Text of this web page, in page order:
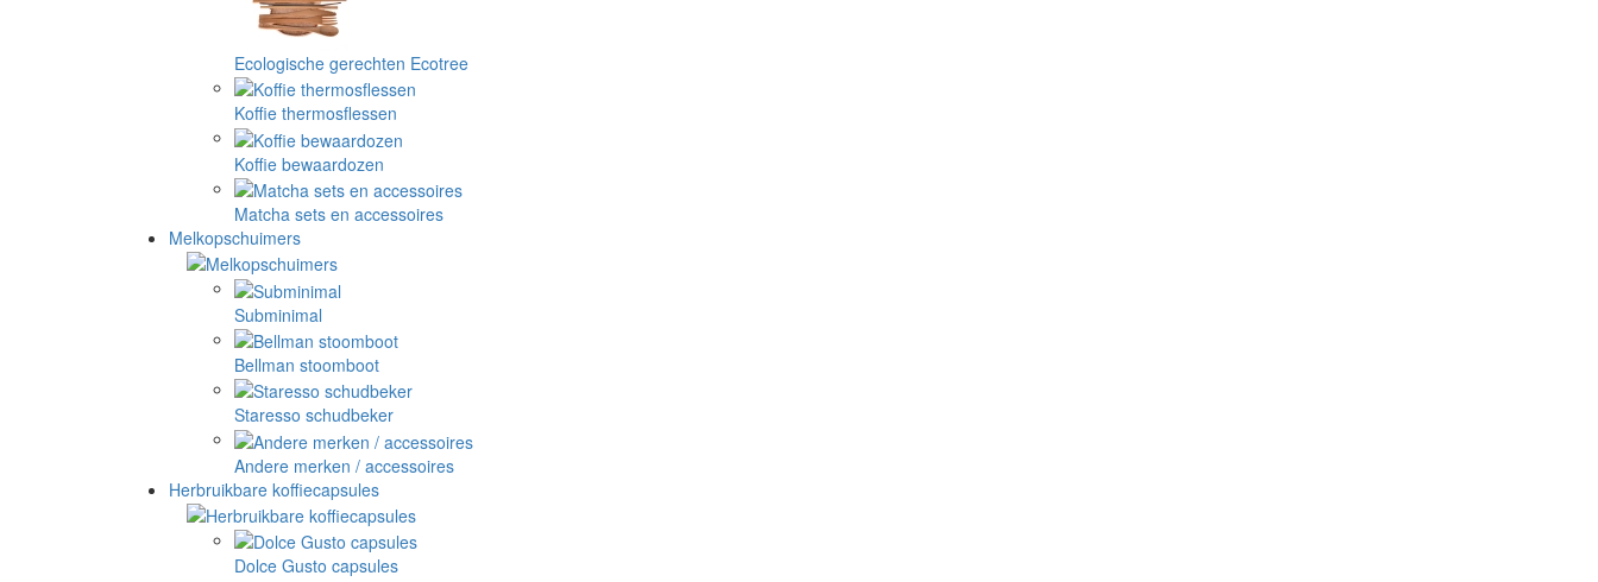
Ecologische gerechten Ecotree
Koffie thermosflessen
Koffie bewaardozen
Matcha sets en accessoires
Melkopschuimers
Subminimal
Bellman stoomboot
Staresso schudbeker
Andere merken / accessoires
Herbruikbare koffiecapsules
Dolce Gusto capsules